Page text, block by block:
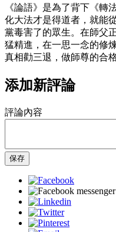
《論語》是為了背下《轉
化大法才是得道者，就能
黨毒害了的眾生。在師父
猛精進，在一思一念的修
真相勸三退，做師尊的合
添加新評論
評論內容
保存